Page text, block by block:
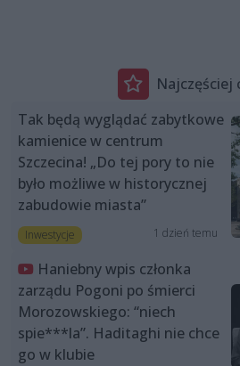
Najczęściej
Tak będą wyglądać zabytkowe
kamienice w centrum
Szczecina! „Do tej pory to nie
było możliwe w historycznej
zabudowie miasta”
Inwestycje 1 dzień temu
Haniebny wpis członka
zarządu Pogoni po śmierci
Morozowskiego: “niech
spie***la”. Haditaghi nie chce
go w klubie